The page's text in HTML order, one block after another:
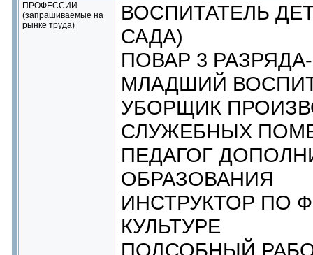
ПРОФЕССИИ
(запрашиваемые на
рынке труда)
ВОСПИТАТЕЛЬ
САДА)
ПОВАР 3
МЛАДШИЙ
УБОРЩИК
СЛУЖЕБНЫХ
ПЕДАГОГ
ОБРАЗОВАНИЯ
ИНСТРУКТОР ПО
КУЛЬТУРЕ
ПОДСОБНЫЙ